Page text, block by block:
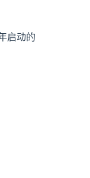
启动的